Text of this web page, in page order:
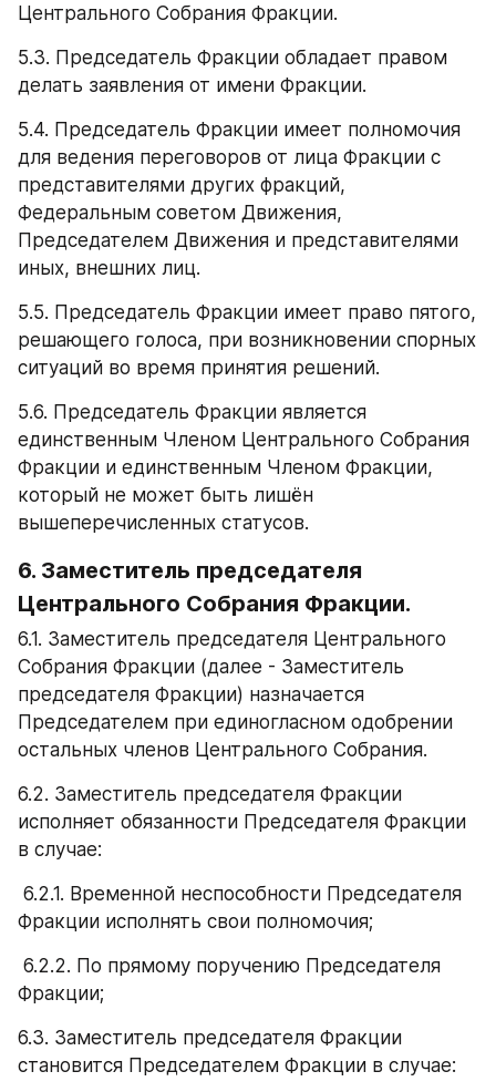
Центрального Собрания Фракции.
5.3. Председатель Фракции обладает правом
делать заявления от имени Фракции.
5.4. Председатель Фракции имеет полномочия
для ведения переговоров от лица Фракции с
представителями других фракций,
Федеральным советом Движения,
Председателем Движения и представителями
иных, внешних лиц.
5.5. Председатель Фракции имеет право пятого,
решающего голоса, при возникновении спорных
ситуаций во время принятия решений.
5.6. Председатель Фракции является
единственным Членом Центрального Собрания
Фракции и единственным Членом Фракции,
который не может быть лишён
вышеперечисленных статусов.
6. Заместитель председателя
Центрального Собрания Фракции.
6.1. Заместитель председателя Центрального
Собрания Фракции (далее - Заместитель
председателя Фракции) назначается
Председателем при единогласном одобрении
остальных членов Центрального Собрания.
6.2. Заместитель председателя Фракции
исполняет обязанности Председателя Фракции
в случае:
Фракции исполнять свои полномочия;
Фракции;
6.3. Заместитель председателя Фракции
становится Председателем Фракции в случае: